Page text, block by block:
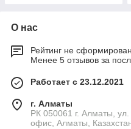
О нас
Рейтинг не сформирован
Менее 5 отзывов за
Работает с 23.12.2021
г. Алматы
РК 050061 г. Алматы,
офис, Алматы,